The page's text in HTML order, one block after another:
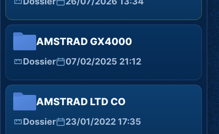
AMSTRAD GX4000
Dossier 07/02/2025 21:12
AMSTRAD LTD CO
Dossier 23/01/2022 17:35